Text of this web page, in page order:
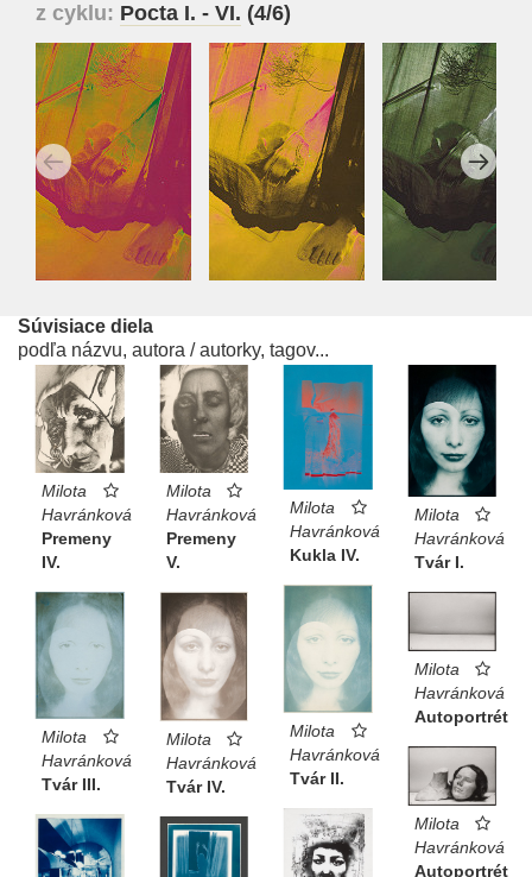
z cyklu: Pocta I. - VI. (4/6)
Súvisiace diela
podľa názvu, autora / autorky, tagov...
Milota
Havránková
Premeny
IV.
Milota
Havránková
Premeny
V.
Milota
Havránková
Kukla IV.
Milota
Havránková
Tvár I.
Milota
Havránková
Tvár II.
Milota
Havránková
Tvár III.
Milota
Havránková
Tvár IV.
Milota
Havránková
Autoportrét
Milota
Havránková
Autoportrét